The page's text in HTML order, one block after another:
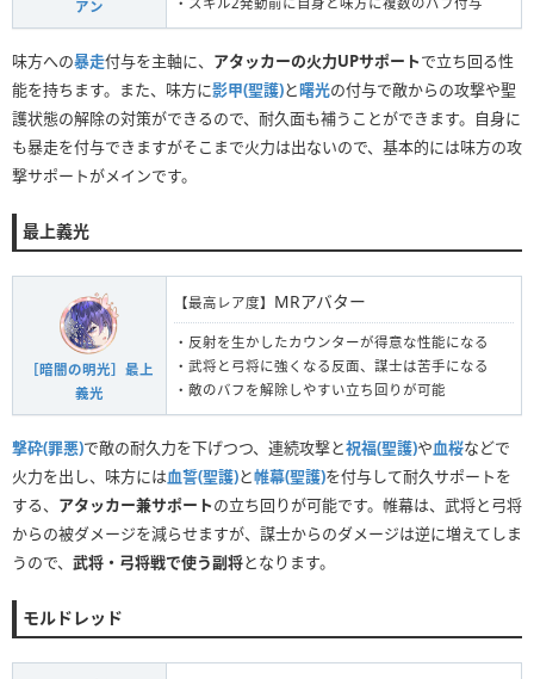
アン
味方への暴走付与を主軸に、 アタッカーの火力UPサポートで立ち回る性
能を持ちます。また、味方に影甲(聖護)と曙光の付与で敵からの攻撃や聖
護状態の解除の対策ができるので、耐久面も補うことができます。自身に
も暴走を付与できますがそこまで火力は出ないので、基本的には味方の攻
撃サポートがメインです。
最上義光
［暗闇の明光］最上
義光
【最高レア度】 MRアバター
・反射を生かしたカウンターが得意な性能になる
・武将と弓将に強くなる反面、謀士は苦手になる
・敵のバフを解除しやすい立ち回りが可能
撃砕(罪悪)で敵の耐久力を下げつつ、連続攻撃と祝福(聖護)や血桜などで
火力を出し、味方には血誓(聖護)と帷幕(聖護)を付与して耐久サポートを
する、 アタッカー兼サポートの立ち回りが可能です。帷幕は、武将と弓将
からの被ダメージを減らせますが、謀士からのダメージは逆に増えてしま
うので、 武将・弓将戦で使う副将となります。
モルドレッド